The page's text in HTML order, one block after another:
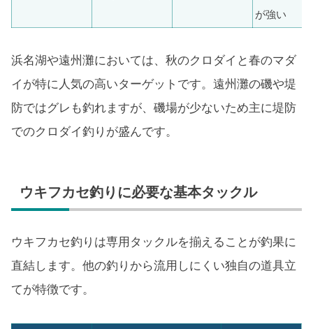
が強い
浜名湖や遠州灘においては、秋のクロダイと春のマダ
イが特に人気の高いターゲットです。遠州灘の磯や堤
防ではグレも釣れますが、磯場が少ないため主に堤防
でのクロダイ釣りが盛んです。
ウキフカセ釣りに必要な基本タックル
ウキフカセ釣りは専用タックルを揃えることが釣果に
直結します。他の釣りから流用しにくい独自の道具立
てが特徴です。